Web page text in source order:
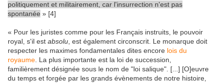
politiquement et militairement, car l'insurrection n'est pas
spontanée » [4]
« Pour les juristes comme pour les Français instruits, le pouvoir
royal, s'il est absolu , est également circonscrit. Le monarque doit
respecter les maximes fondamentales dites encore lois du
royaume . La plus importante est la loi de succession,
familièrement désignée sous le nom de "loi salique". [...] [O]euvre
du temps et forgée par les grands évènements de notre histoire,